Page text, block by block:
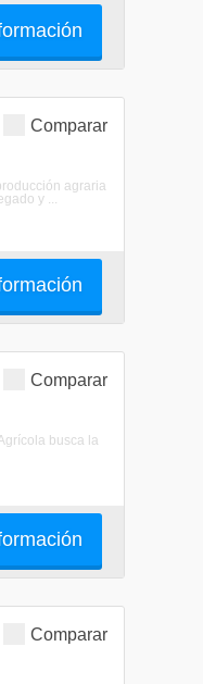
Comparar
agraria
y ...
Comparar
busca la
Comparar